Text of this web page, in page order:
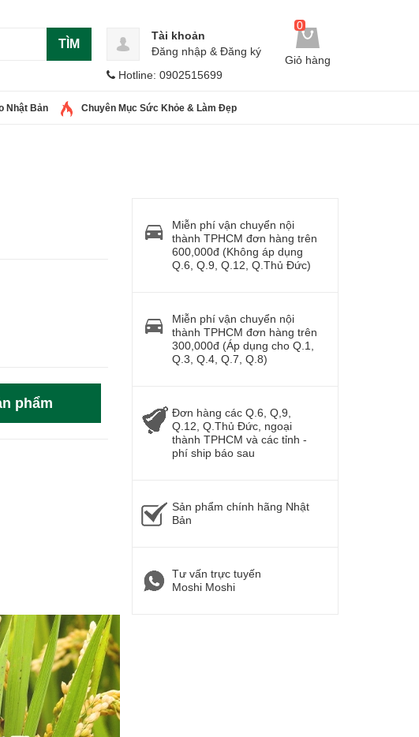
TÌM
0
Giỏ hàng
Tài khoản
Đăng nhập & Đăng ký
Hotline: 0902515699
Nhật Bản Chuyên Mục Sức Khỏe & Làm Đẹp
phẩm
Miễn phí vận chuyển nội
thành TPHCM đơn hàng trên
600,000đ (Không áp dụng
Q.6, Q.9, Q.12, Q.Thủ Đức)
Miễn phí vận chuyển nội
thành TPHCM đơn hàng trên
300,000đ (Áp dụng cho Q.1,
Q.3, Q.4, Q.7, Q.8)
Đơn hàng các Q.6, Q,9,
Q.12, Q.Thủ Đức, ngoại
thành TPHCM và các tỉnh -
phí ship báo sau
Sản phẩm chính hãng Nhật
Bản
Tư vấn trực tuyến
Moshi Moshi